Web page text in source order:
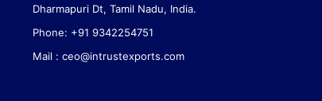
Dharmapuri Dt, Tamil Nadu, India.
Phone: +91 9342254751
Mail : ceo@intrustexports.com